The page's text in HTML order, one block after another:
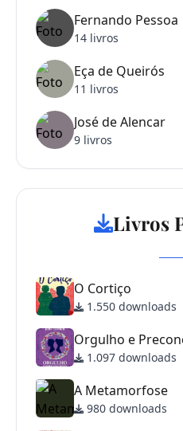
Fernando Pessoa
14 livros
Eça de Queirós
11 livros
José de Alencar
9 livros
Livros
O Cortiço
1.550 downloads
Orgulho e
1.097 downloads
A Metamorfose
980 downloads